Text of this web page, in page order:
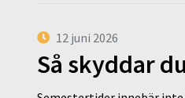
12 juni 2026
Så skyddar